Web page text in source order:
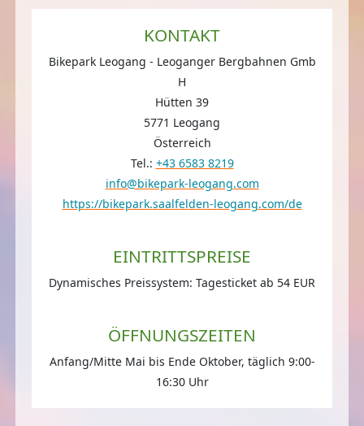
KONTAKT
Bikepark Leogang - Leoganger Bergbahnen Gmb
H
Hütten 39
5771 Leogang
Österreich
Tel.: +43 6583 8219
info@bikepark-leogang.com
https://bikepark.saalfelden-leogang.com/de
EINTRITTSPREISE
Dynamisches Preissystem: Tagesticket ab 54 EUR
ÖFFNUNGSZEITEN
Anfang/Mitte Mai bis Ende Oktober, täglich 9:00-
16:30 Uhr